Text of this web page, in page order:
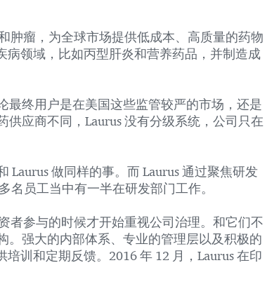
肿瘤，为全球市场提供低成本、高质量的药物
领域，比如丙型肝炎和营养药品，并制造成
最终用户是在美国这些监管较严的市场，还是
供应商不同，Laurus 没有分级系统，公司只在
Laurus 做同样的事。而 Laurus 通过聚焦研发
名员工当中有一半在研发部门工作。
者参与的时候才开始重视公司治理。和它们不
。强大的内部体系、专业的管理层以及积极的
训和定期反馈。2016 年 12 月，Laurus 在印